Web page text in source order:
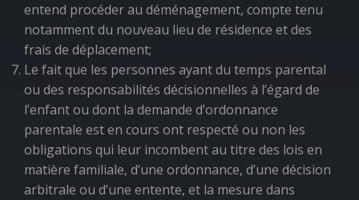
entend procéder au déménagement, compte tenu
notamment du nouveau lieu de résidence et des
frais de déplacement;
Le fait que les personnes ayant du temps parental
ou des responsabilités décisionnelles à l’égard de
l’enfant ou dont la demande d’ordonnance
parentale est en cours ont respecté ou non les
obligations qui leur incombent au titre des lois en
matière familiale, d’une ordonnance, d’une décision
arbitrale ou d’une entente, et la mesure dans